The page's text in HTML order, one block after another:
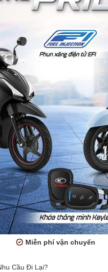
Miễn phí vận chuyển
Cầu Đi Lại?